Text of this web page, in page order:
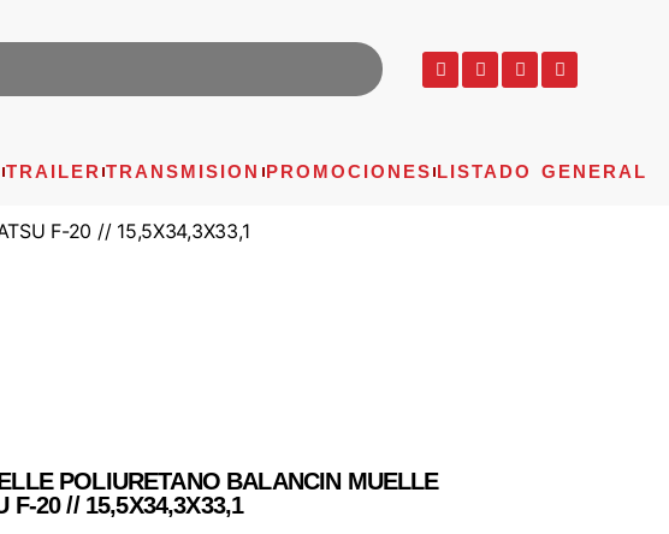
TRAILER TRANSMISION PROMOCIONES LISTADO GENERAL
F-20 // 15,5X34,3X33,1
POLIURETANO BALANCIN MUELLE
F-20 // 15,5X34,3X33,1